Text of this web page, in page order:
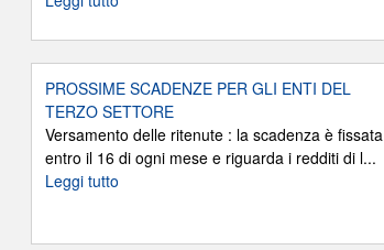
PROSSIME SCADENZE PER GLI ENTI DEL
TERZO SETTORE
Versamento delle ritenute : la scadenza è fissata
entro il 16 di ogni mese e riguarda i redditi di l...
Leggi tutto